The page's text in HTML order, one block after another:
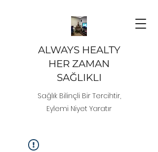
ALWAYS HEALTY
HER ZAMAN
SAĞLIKLI
Sağlık Bilinçli Bir Tercihtir,
Eylemi Niyet Yaratır